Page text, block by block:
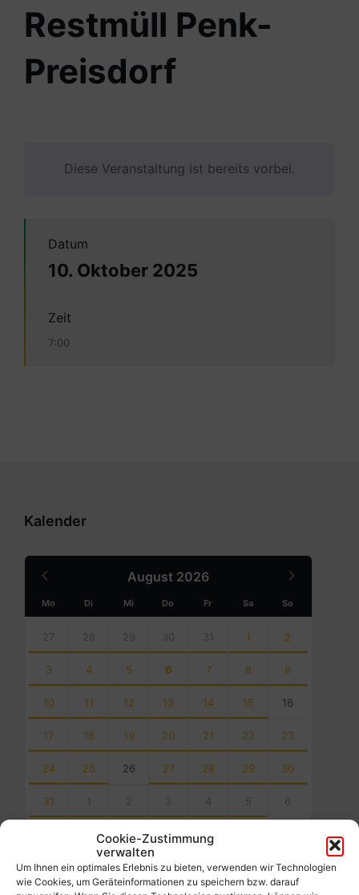
Cookie-Zustimmung
verwalten
Um Ihnen ein optimales Erlebnis zu bieten, verwenden wir Technologien
wie Cookies, um Geräteinformationen zu speichern bzw. darauf
Restmüll Penk-
Preisdorf
Diese Veranstaltung ist bereits vorbei.
Datum
10. Oktober 2025
Zeit
7:00
Kalender
August 2026
Month
Mo Di Mi Do Fr Sa So
calendar
days
27 28 29 30 31 1 2
3 4 5 6 7 8 9
10 11 12 13 14 15 16
17 18 19 20 21 22 23
24 25 26 27 28 29 30
31 1 2 3 4 5 6
days